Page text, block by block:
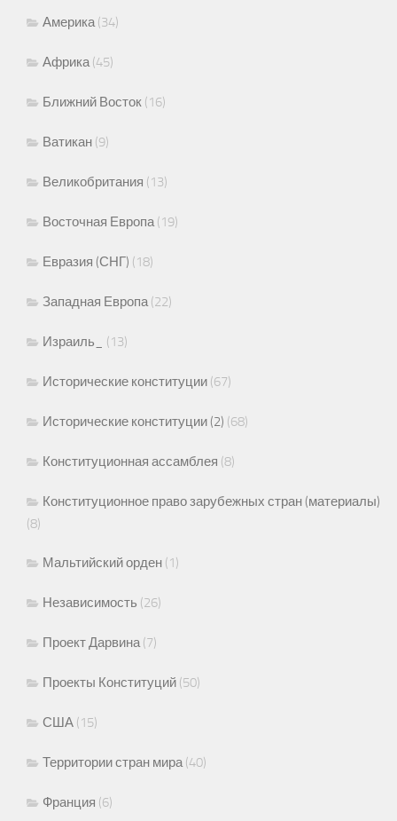
Америка(34)
Африка(45)
Ближний Восток (16)
Ватикан (9)
Великобритания (13)
Восточная Европа(19)
Евразия (СНГ) (18)
Западная Европа(22)
Израиль_ (13)
Исторические конституции (67)
Исторические конституции (2) (68)
Конституционная ассамблея (8)
Конституционное право зарубежных стран (материалы)
(8)
Мальтийский орден (1)
Независимость (26)
Проект Дарвина(7)
Проекты Конституций (50)
США (15)
Территории стран мира(40)
Франция (6)